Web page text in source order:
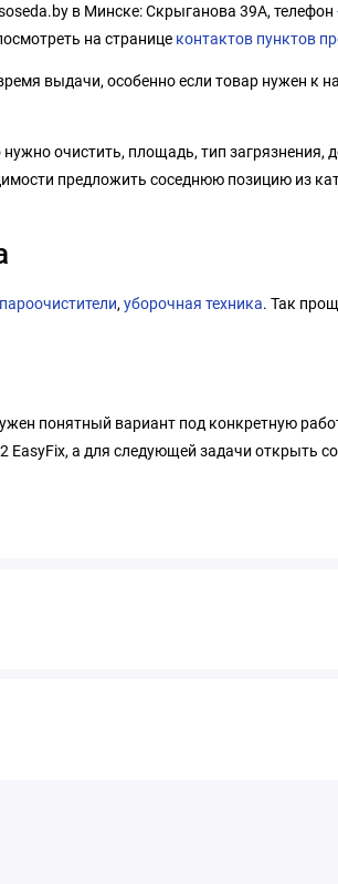
в Минске: Скрыганова 39А, телефон
на странице контактов пунктов
выдачи, особенно если товар нужен к
очистить, площадь, тип
предложить соседнюю позицию из
пароочистители, уборочная техника. Так
понятный вариант под конкретную
а для следующей задачи открыть